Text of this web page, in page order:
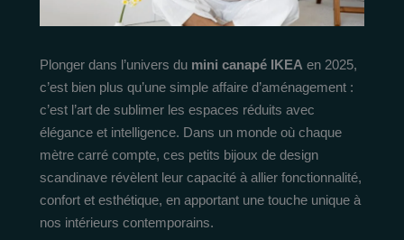
Plonger dans l’univers du mini canapé IKEA en 2025,
c’est bien plus qu’une simple affaire d’aménagement :
c’est l’art de sublimer les espaces réduits avec
élégance et intelligence. Dans un monde où chaque
mètre carré compte, ces petits bijoux de design
scandinave révèlent leur capacité à allier fonctionnalité,
confort et esthétique, en apportant une touche unique à
nos intérieurs contemporains.